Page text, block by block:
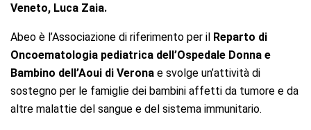
Veneto, Luca Zaia.
Abeo è l’Associazione di riferimento per il Reparto di
Oncoematologia pediatrica dell’Ospedale Donna e
Bambino dell’Aoui di Verona e svolge un’attività di
sostegno per le famiglie dei bambini affetti da tumore e da
altre malattie del sangue e del sistema immunitario.